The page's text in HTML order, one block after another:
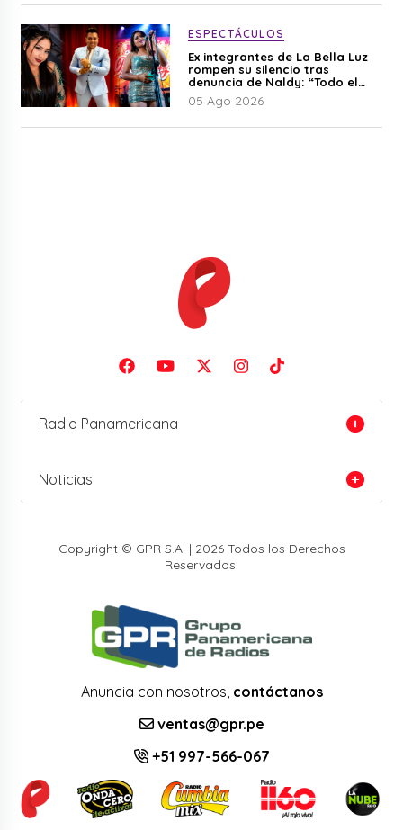
ESPECTÁCULOS
Ex integrantes de La Bella Luz
rompen su silencio tras
denuncia de Naldy: “Todo el
mundo lo sabía”
05 Ago 2026
Radio Panamericana
Noticias
Copyright © GPR S.A. | 2026 Todos los Derechos
Reservados.
Anuncia con nosotros, contáctanos
ventas@gpr.pe
+51 997-566-067